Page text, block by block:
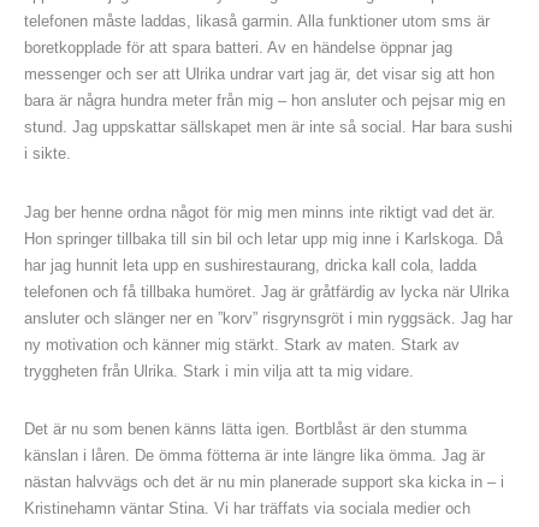
telefonen måste laddas, likaså garmin. Alla funktioner utom sms är
boretkopplade för att spara batteri. Av en händelse öppnar jag
messenger och ser att Ulrika undrar vart jag är, det visar sig att hon
bara är några hundra meter från mig – hon ansluter och pejsar mig en
stund. Jag uppskattar sällskapet men är inte så social. Har bara sushi
i sikte.
Jag ber henne ordna något för mig men minns inte riktigt vad det är.
Hon springer tillbaka till sin bil och letar upp mig inne i Karlskoga. Då
har jag hunnit leta upp en sushirestaurang, dricka kall cola, ladda
telefonen och få tillbaka humöret. Jag är gråtfärdig av lycka när Ulrika
ansluter och slänger ner en ”korv” risgrynsgröt i min ryggsäck. Jag har
ny motivation och känner mig stärkt. Stark av maten. Stark av
tryggheten från Ulrika. Stark i min vilja att ta mig vidare.
Det är nu som benen känns lätta igen. Bortblåst är den stumma
känslan i låren. De ömma fötterna är inte längre lika ömma. Jag är
nästan halvvägs och det är nu min planerade support ska kicka in – i
Kristinehamn väntar Stina. Vi har träffats via sociala medier och